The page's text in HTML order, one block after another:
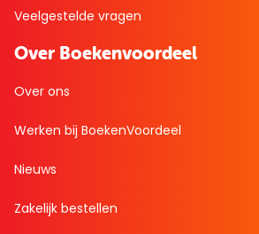
Veelgestelde vragen
Over Boekenvoordeel
Over ons
Werken bij BoekenVoordeel
Nieuws
Zakelijk bestellen